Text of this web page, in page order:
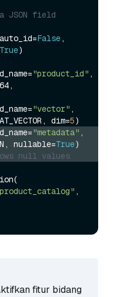
JSON field
False,
True)
"product_id" ,
"vector" ,
dim=5
"metadata" ,
nullable=True
null values
,
fitur bidang